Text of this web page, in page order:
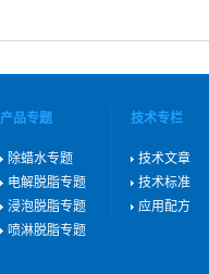
产品专题
除蜡水专题
电解脱脂专题
浸泡脱脂专题
喷淋脱脂专题
技术专栏
技术文章
技术标准
应用配方